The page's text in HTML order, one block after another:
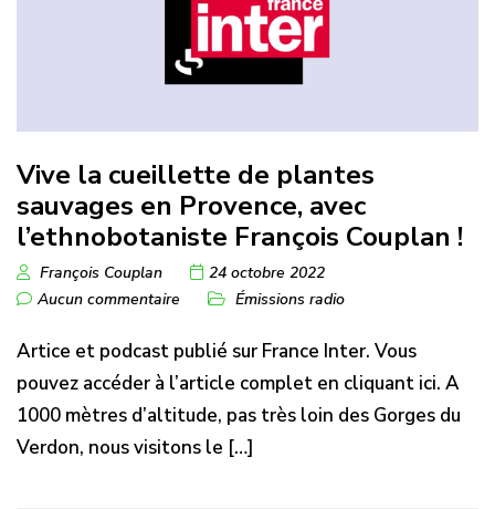
Vive la cueillette de plantes
sauvages en Provence, avec
l’ethnobotaniste François Couplan !
François Couplan
24 octobre 2022
Aucun commentaire
Émissions radio
Artice et podcast publié sur France Inter. Vous
pouvez accéder à l’article complet en cliquant ici. A
1000 mètres d’altitude, pas très loin des Gorges du
Verdon, nous visitons le […]